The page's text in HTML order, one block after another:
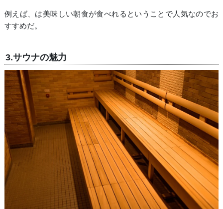
例えば、は美味しい朝食が食べれるということで人気なのでお
すすめだ。
3.サウナの魅力